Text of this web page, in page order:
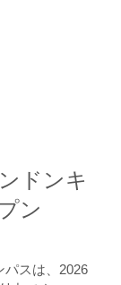
ドンキ
ン
パスは、2026